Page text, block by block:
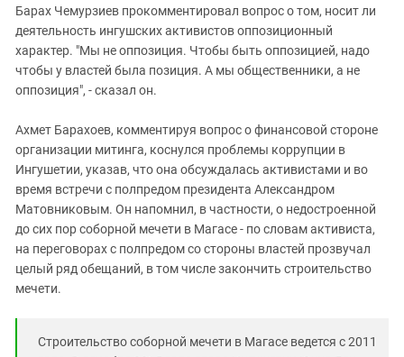
Барах Чемурзиев прокомментировал вопрос о том, носит ли
деятельность ингушских активистов оппозиционный
характер. "Мы не оппозиция. Чтобы быть оппозицией, надо
чтобы у властей была позиция. А мы общественники, а не
оппозиция", - сказал он.
Ахмет Барахоев, комментируя вопрос о финансовой стороне
организации митинга, коснулся проблемы коррупции в
Ингушетии, указав, что она обсуждалась активистами и во
время встречи с полпредом президента Александром
Матовниковым. Он напомнил, в частности, о недостроенной
до сих пор соборной мечети в Магасе - по словам активиста,
на переговорах с полпредом со стороны властей прозвучал
целый ряд обещаний, в том числе закончить строительство
мечети.
Строительство соборной мечети в Магасе ведется с 2011